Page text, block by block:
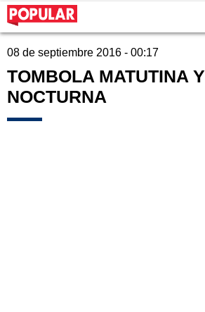
08 de septiembre 2016 - 00:17
TOMBOLA MATUTINA Y
NOCTURNA